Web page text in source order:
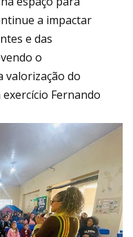
a impactar
e das
o
valorização do
Fernando